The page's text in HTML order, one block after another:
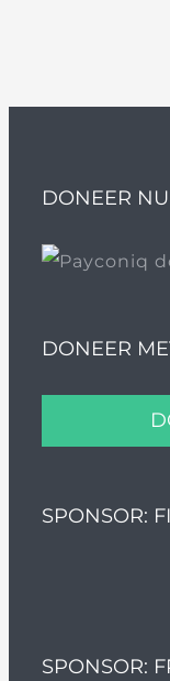
DONEER
DONEER
SPONSOR:
SPONSOR: